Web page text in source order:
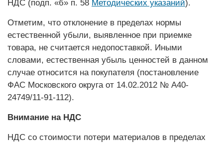
НДС (подп. «б» п. 58 Методических указаний).
Отметим, что отклонение в пределах нормы
естественной убыли, выявленное при приемке
товара, не считается недопоставкой. Иными
словами, естественная убыль ценностей в данном
случае относится на покупателя (постановление
ФАС Московского округа от 14.02.2012 № А40-
24749/11-91-112).
Внимание на НДС
НДС со стоимости потери материалов в пределах